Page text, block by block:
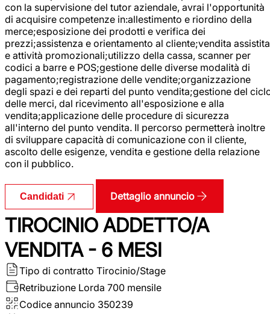
con la supervisione del tutor aziendale, avrai l'opportunità
di acquisire competenze in:allestimento e riordino della
merce;esposizione dei prodotti e verifica dei
prezzi;assistenza e orientamento al cliente;vendita assistita
e attività promozionali;utilizzo della cassa, scanner per
codici a barre e POS;gestione delle diverse modalità di
pagamento;registrazione delle vendite;organizzazione
degli spazi e dei reparti del punto vendita;gestione del
delle merci, dal ricevimento all'esposizione e alla
vendita;applicazione delle procedure di sicurezza
all'interno del punto vendita. Il percorso permetterà inoltre
di sviluppare capacità di comunicazione con il cliente,
ascolto delle esigenze, vendita e gestione della relazione
con il pubblico.
Candidati Dettaglio annuncio
TIROCINIO ADDETTO/A
VENDITA - 6 MESI
Tipo di contratto Tirocinio/Stage
Retribuzione Lorda 700 mensile
Codice annuncio 350239